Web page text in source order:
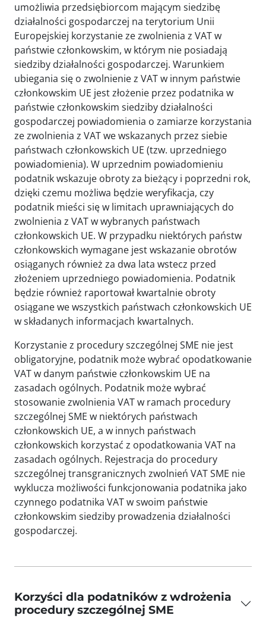
umożliwia przedsiębiorcom mającym siedzibę
działalności gospodarczej na terytorium Unii
Europejskiej korzystanie ze zwolnienia z VAT w
państwie członkowskim, w którym nie posiadają
siedziby działalności gospodarczej. Warunkiem
ubiegania się o zwolnienie z VAT w innym państwie
członkowskim UE jest złożenie przez podatnika w
państwie członkowskim siedziby działalności
gospodarczej powiadomienia o zamiarze korzystania
ze zwolnienia z VAT we wskazanych przez siebie
państwach członkowskich UE (tzw. uprzedniego
powiadomienia). W uprzednim powiadomieniu
podatnik wskazuje obroty za bieżący i poprzedni rok,
dzięki czemu możliwa będzie weryfikacja, czy
podatnik mieści się w limitach uprawniających do
zwolnienia z VAT w wybranych państwach
członkowskich UE. W przypadku niektórych państw
członkowskich wymagane jest wskazanie obrotów
osiąganych również za dwa lata wstecz przed
złożeniem uprzedniego powiadomienia. Podatnik
będzie również raportował kwartalnie obroty
osiągane we wszystkich państwach członkowskich UE
w składanych informacjach kwartalnych.
Korzystanie z procedury szczególnej SME nie jest
obligatoryjne, podatnik może wybrać opodatkowanie
VAT w danym państwie członkowskim UE na
zasadach ogólnych. Podatnik może wybrać
stosowanie zwolnienia VAT w ramach procedury
szczególnej SME w niektórych państwach
członkowskich UE, a w innych państwach
członkowskich korzystać z opodatkowania VAT na
zasadach ogólnych. Rejestracja do procedury
szczególnej transgranicznych zwolnień VAT SME nie
wyklucza możliwości funkcjonowania podatnika jako
czynnego podatnika VAT w swoim państwie
członkowskim siedziby prowadzenia działalności
gospodarczej.
Korzyści dla podatników z wdrożenia
procedury szczególnej SME